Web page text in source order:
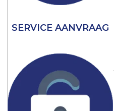
SERVICE AANVRAAG